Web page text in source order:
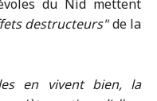
du Nid mettent
destructeurs de la
en vivent bien, la